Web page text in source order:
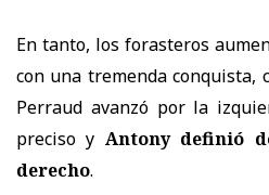
En tanto, los forasteros
con una tremenda conquista,
Perraud avanzó por la
preciso y Antony definió
derecho.